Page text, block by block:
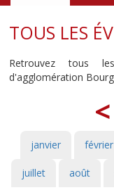
TOUS LES
Retrouvez tous
d'agglomération
<
janvier février
juillet août